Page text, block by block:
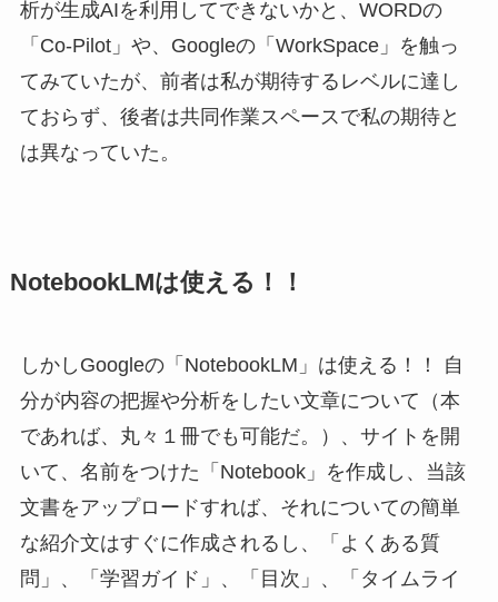
析が生成AIを利用してできないかと、WORDの
「Co-Pilot」や、Googleの「WorkSpace」を触っ
てみていたが、前者は私が期待するレベルに達し
ておらず、後者は共同作業スペースで私の期待と
は異なっていた。
NotebookLMは使える！！
しかしGoogleの「NotebookLM」は使える！！ 自
分が内容の把握や分析をしたい文章について（本
であれば、丸々１冊でも可能だ。）、サイトを開
いて、名前をつけた「Notebook」を作成し、当該
文書をアップロードすれば、それについての簡単
な紹介文はすぐに作成されるし、「よくある質
問」、「学習ガイド」、「目次」、「タイムライ